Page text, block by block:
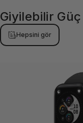
Giyilebilir Güç
Hepsini gör